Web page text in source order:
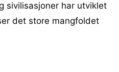
sivilisasjoner har utviklet
det store mangfoldet